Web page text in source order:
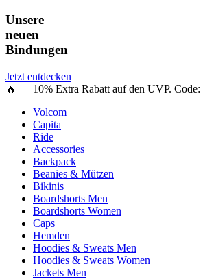
Unsere
neuen
Bindungen
Jetzt entdecken
🔥 10% Extra Rabatt auf den UVP. Code:
Volcom
Capita
Ride
Accessories
Backpack
Beanies & Mützen
Bikinis
Boardshorts Men
Boardshorts Women
Caps
Hemden
Hoodies & Sweats Men
Hoodies & Sweats Women
Jackets Men